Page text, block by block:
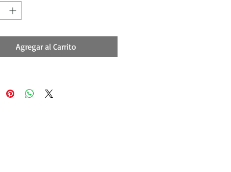
Agregar al Carrito